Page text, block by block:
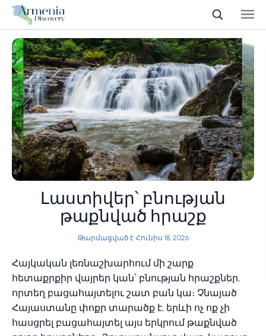
Լաստիվեր՝ բնության
թաքնված հրաշք
Թարմացված է Հունիս 18, 2026
Հայկական լեռնաշխարհում մի շարք
հետաքրքիր վայրեր կան՝ բնության հրաշքներ,
որտեղ բացահայտելու շատ բան կա։ Չնայած
Հայաստանը փոքր տարածք է, երևի ոչ ոք չի
հասցրել բացահայտել այս երկրում թաքնված